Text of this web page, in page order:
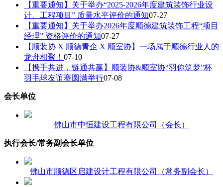
【重要通知】关于举办“2025-2026年度建筑装饰行业设
计、工程项目” 质量水平评价的通知07-27
【重要通知】关于举办2026年度顺德建筑装饰工程“项目
经理” 资格评价的通知07-27
【顺装协 X 顺德青企 X 顺室协】一场属于顺德行业人的
龙舟相聚！ 07-10
【携手共进，链通共赢】顺装协&顺室协“羽你筑梦”杯
羽毛球友谊赛圆满举行07-08
会长单位
佛山市中恒建设工程有限公司（会长）
执行会长/常务副会长单位
佛山市顺德区启建设计工程有限公司（常务副会长）